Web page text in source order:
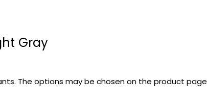
Gray
The options may be chosen on the product page